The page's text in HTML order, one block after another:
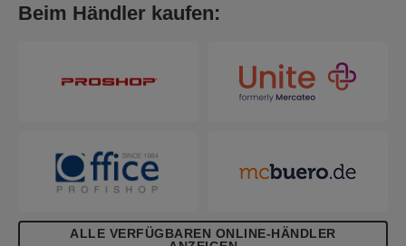
Beim Händler kaufen:
ALLE VERFÜGBAREN ONLINE-HÄNDLER